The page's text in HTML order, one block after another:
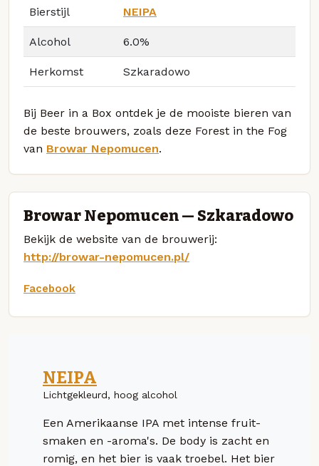
Bierstijl NEIPA
Alcohol 6.0%
Herkomst Szkaradowo
Bij Beer in a Box ontdek je de mooiste bieren van
de beste brouwers, zoals deze Forest in the Fog
van Browar Nepomucen.
Browar Nepomucen — Szkaradowo
Bekijk de website van de brouwerij:
http://browar-nepomucen.pl/
Facebook
NEIPA
Lichtgekleurd, hoog alcohol
Een Amerikaanse IPA met intense fruit-
smaken en -aroma's. De body is zacht en
romig, en het bier is vaak troebel. Het bier